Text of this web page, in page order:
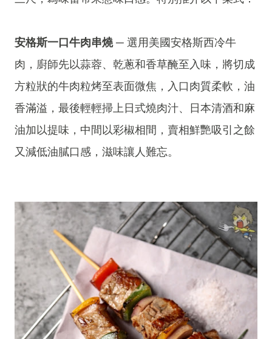
安格斯一口牛肉串燒─ 選用美國安格斯西冷牛
肉，廚師先以蒜蓉、乾蔥和香草醃至入味，將切成
方粒狀的牛肉粒烤至表面微焦，入口肉質柔軟，油
香滿溢，最後輕輕掃上日式燒肉汁、日本清酒和麻
油加以提味，中間以彩椒相間，賣相鮮艷吸引之餘
又減低油膩口感，滋味讓人難忘。